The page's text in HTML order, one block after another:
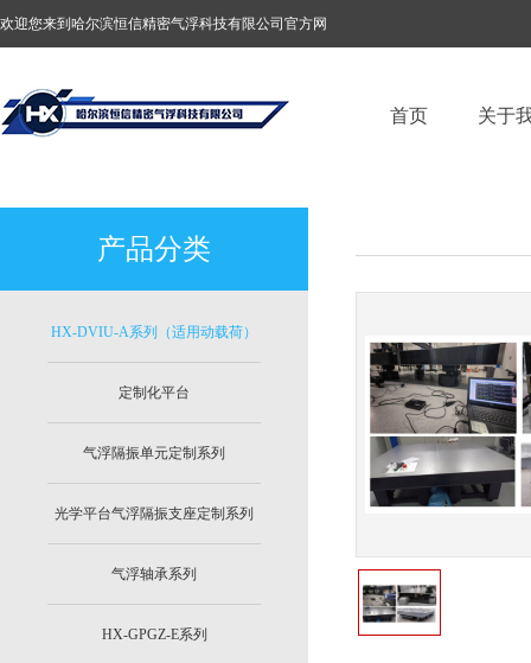
欢迎您来到哈尔滨恒信精密气浮科技有限公司官方网
首页 关于
产品分类
HX-DVIU-A系列（适用动载荷）
定制化平台
气浮隔振单元定制系列
光学平台气浮隔振支座定制系列
气浮轴承系列
HX-GPGZ-E系列